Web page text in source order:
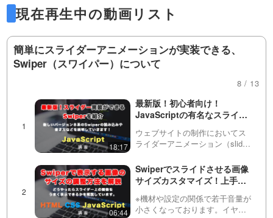
Swiperの基本的な使い方はこちら
NApOJAKrXzE/
スライダー部分に背景として画像を設定する
方法はこちら
https://factory-programming-mv.com/video/
p17v5EZFPkc/
Swiperについての動画一覧はこちら（再生リ
現在再生中の動画リスト
簡単にスライダーアニメーションが実装できる、
Swiper（スワイパー）について
8 / 13
18:17
最新版！初心者向け！
JavaScriptの有名なスライダ
イパー）」を使って、簡単に
スライダーアニメーションを
ウェブサイトの制作においてス
ライダーアニメーション（slider
になってきました。ただ、自力
で１から実装するのは困難を極
めるので、今回紹介するような
JSのスラ…
06:44
Swiperでスライドさせる画像
サイズカスタマイズ！上手い
表示させるには？
※機材や設定の関係で若干音量が
小さくなっております。イヤホ